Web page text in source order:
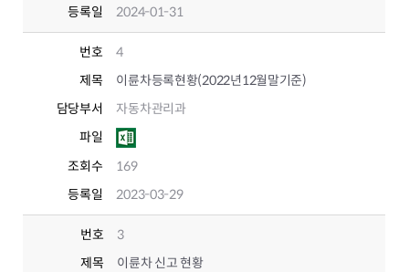
등록일
2024-01-31
번호
4
제목
이륜차등록현황(2022년12월말기준)
담당부서
자동차관리과
파일
조회수
169
등록일
2023-03-29
번호
3
제목
이륜차 신고 현황